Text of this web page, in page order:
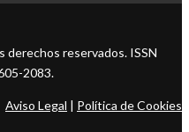
reservados. ISSN
2083.
Aviso Legal | Política de Cookies